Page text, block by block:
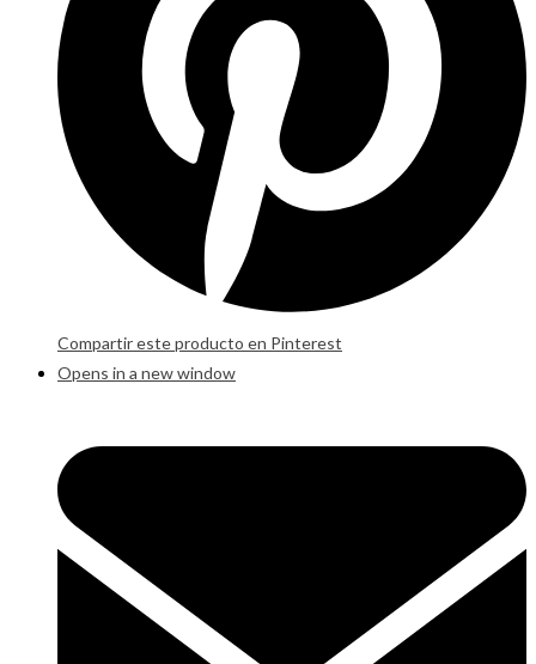
Compartir este producto en Pinterest
Opens in a new window